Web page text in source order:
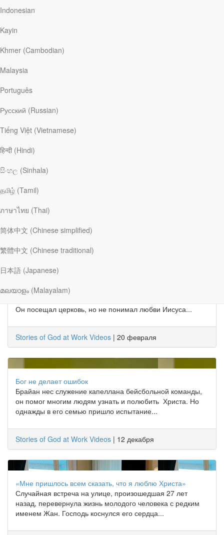
Indonesian
Kayin
Khmer (Cambodian)
Malaysia
Português
Русский (Russian)
Tiếng Việt (Vietnamese)
हिन्दी (Hindi)
සිංහල (Sinhala)
தமிழ் (Tamil)
ภาษาไทย (Thai)
简体中文 (Chinese simplified)
繁體中文 (Chinese traditional)
日本語 (Japanese)
മലയാളം (Malayalam)
Алина честно делится своим опытом, как желание быть
сложным отношениям с близкими.
Как решить проблему сердца?
История Екатерины – о поиске способа решения личных
проблем через призму христианской веры.
Stories of God at Work Videos
Разобраться в своем сердце
Илья всегда понимал, что забота о душах людей является
приоритетной в пасторском служении.
Stories of God at Work Videos
Сила в немощи
Он посещал церковь, но не понимал любви Иисуса...
Stories of God at Work Videos | 20 февраля
Бог не делает ошибок
Брайан нес служение капеллана бейсбольной команды,
он помог многим людям узнать и полюбить Христа. Но
однажды в его семью пришло испытание...
Stories of God at Work Videos | 12 декабря
«Мне пришлось всем сказать, что я люблю Христа»
Случайная встреча на улице, произошедшая 27 лет
назад, перевернула жизнь молодого человека с редким
именем Жан. Господь коснулся его сердца...